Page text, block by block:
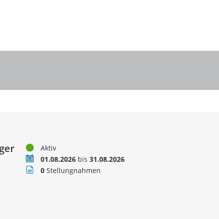
StatusAktiv
Zeitraum01.08.2026 bis31.08.2026
Stellungnahmen
0 Stellungnahmen